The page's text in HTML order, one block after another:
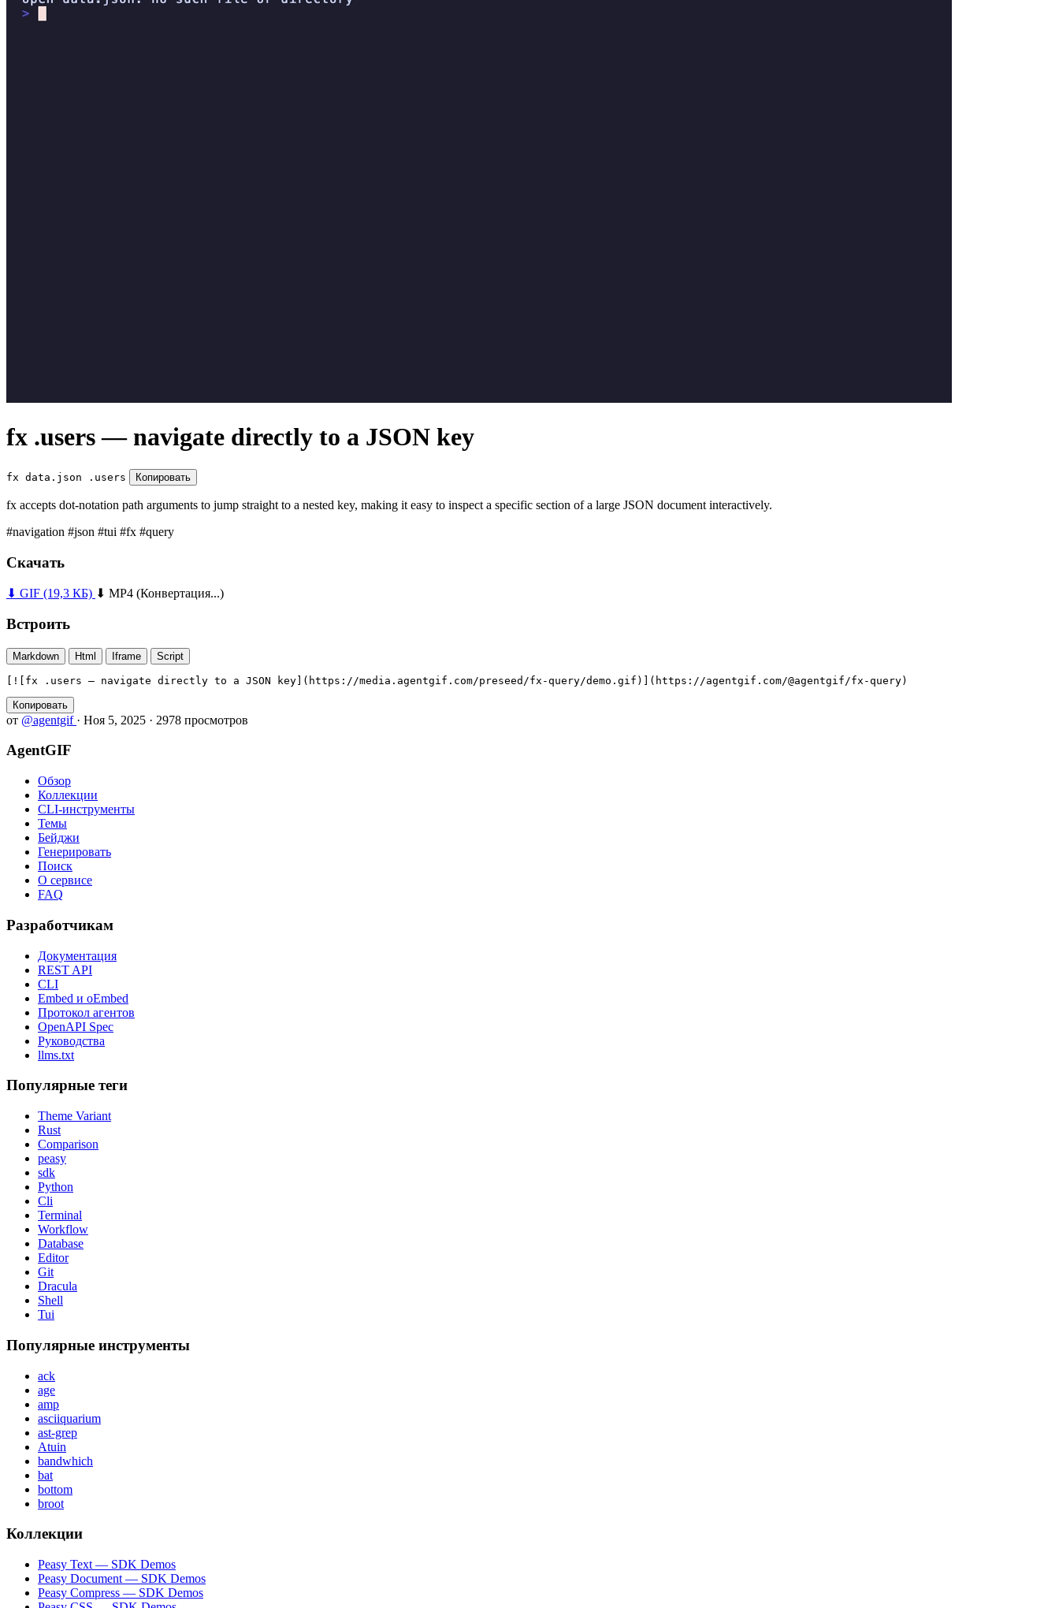
fx .users — navigate directly to a JSON key
fx data.json .users Копировать
fx accepts dot-notation path arguments to jump straight to a nested key, making it easy to inspect a specific section of a large JSON document interactively.
#navigation #json #tui #fx #query
Скачать
⬇ GIF (19,3 КБ) ⬇ MP4 (Конвертация...)
Встроить
Markdown Html Iframe Script
[![fx .users — navigate directly to a JSON key](https://media.agentgif.com/preseed/fx-query/demo.gif)](https://agentgif.com/@agentgif/fx-query)
Копировать
от @agentgif · Ноя 5, 2025 · 2978 просмотров
AgentGIF
Обзор
Коллекции
CLI-инструменты
Темы
Бейджи
Генерировать
Поиск
О сервисе
FAQ
Разработчикам
Документация
REST API
CLI
Embed и oEmbed
Протокол агентов
OpenAPI Spec
Руководства
llms.txt
Популярные теги
Theme Variant
Rust
Comparison
peasy
sdk
Python
Cli
Terminal
Workflow
Database
Editor
Git
Dracula
Shell
Tui
Популярные инструменты
ack
age
amp
asciiquarium
ast-grep
Atuin
bandwhich
bat
bottom
broot
Коллекции
Peasy Text — SDK Demos
Peasy Document — SDK Demos
Peasy Compress — SDK Demos